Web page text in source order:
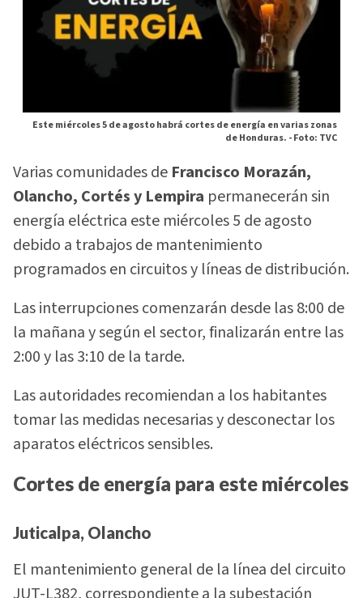
Este miércoles 5 de agosto habrá cortes de energía en varias zonas
de Honduras. -Foto: TVC
Varias comunidades de Francisco Morazán,
Olancho, Cortés y Lempira permanecerán sin
energía eléctrica este miércoles 5 de agosto
debido a trabajos de mantenimiento
programados en circuitos y líneas de distribución.
Las interrupciones comenzarán desde las 8:00 de
la mañana y según el sector, finalizarán entre las
2:00 y las 3:10 de la tarde.
Las autoridades recomiendan a los habitantes
tomar las medidas necesarias y desconectar los
aparatos eléctricos sensibles.
Cortes de energía para este miércoles
Juticalpa, Olancho
El mantenimiento general de la línea del circuito